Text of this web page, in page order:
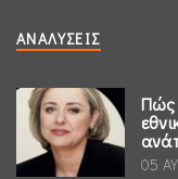
ΑΝΑΛΎΣΕΙΣ
Πώς
05